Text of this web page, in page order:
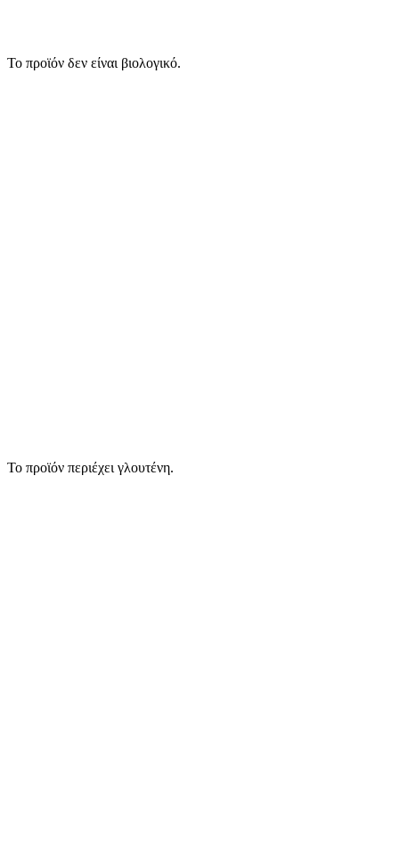
Το προϊόν δεν είναι βιολογικό.
Το προϊόν περιέχει γλουτένη.